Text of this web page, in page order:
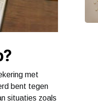
met
bent tegen
situaties zoals